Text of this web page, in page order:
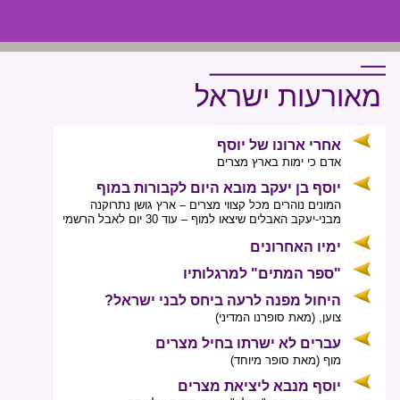
מאורעות ישראל
אחרי ארונו של יוסף
אדם כי ימות בארץ מצרים
יוסף בן יעקב מובא היום לקבורות במוף
המונים נוהרים מכל קצווי מצרים – ארץ גושן נתרוקנה
מבני-יעקב האבלים שיצאו למוף – עוד 30 יום לאבל הרשמי
ימיו האחרונים
"ספר המתים" למרגלותיו
היחול מפנה לרעה ביחס לבני ישראל?
צוען, (מאת סופרנו המדיני)
עברים לא ישרתו בחיל מצרים
מוף (מאת סופר מיוחד)
יוסף מנבא ליציאת מצרים